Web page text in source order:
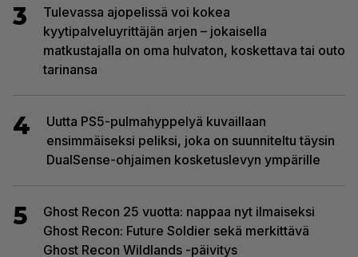
3
Tulevassa ajopelissä voi kokea
kyytipalveluyrittäjän arjen – jokaisella
matkustajalla on oma hulvaton, koskettava tai outo
tarinansa
4
Uutta PS5-pulmahyppelyä kuvaillaan
ensimmäiseksi peliksi, joka on suunniteltu täysin
DualSense-ohjaimen kosketuslevyn ympärille
5
Ghost Recon 25 vuotta: nappaa nyt ilmaiseksi
Ghost Recon: Future Soldier sekä merkittävä
Ghost Recon Wildlands -päivitys